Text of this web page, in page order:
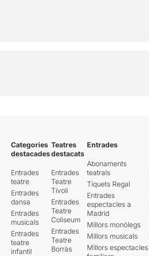
Categories
destacades
Entrades
teatre
Entrades
dansa
Entrades
musicals
Entrades
teatre
infantil
Teatres
destacats
Entrades
Teatre
Tívoli
Entrades
Teatre
Coliseum
Entrades
Teatre
Borràs
Entrades
Abonaments
teatrals
Tiquets Regal
Entrades
espectacles a
Madrid
Millors monòlegs
Millors musicals
Millors espectacles